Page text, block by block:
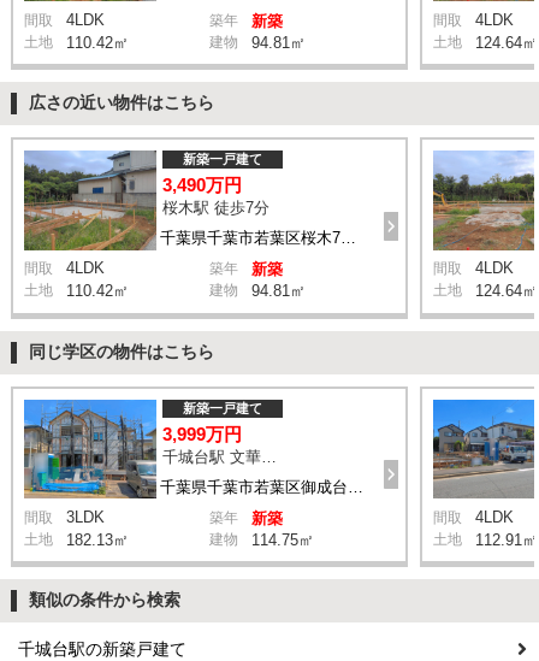
間取 4LDK 築年 新築
土地 110.42㎡ 建物 94.81㎡
間取 4LDK
土地 124.64㎡
広さの近い物件はこちら
千葉県千葉市若葉区桜木7丁目
新築一戸建て
3,490万円
桜木駅 徒歩7分
間取 4LDK 築年 新築
土地 110.42㎡ 建物 94.81㎡
間取 4LDK
土地 124.64㎡
同じ学区の物件はこちら
新築一戸建て
3,999万円
間取 3LDK 築年 新築
土地 182.13㎡ 建物 114.75㎡
間取 4LDK
土地 112.91㎡
類似の条件から検索
千城台駅の新築戸建て